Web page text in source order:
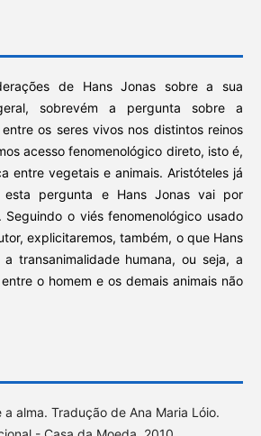
de Hans Jonas sobre a sua
sobrevém a pergunta sobre a
os seres vivos nos distintos reinos
acesso fenomenológico direto, isto é,
entre vegetais e animais. Aristóteles já
esta pergunta e Hans Jonas vai por
Seguindo o viés fenomenológico usado
explicitaremos, também, o que Hans
transanimalidade humana, ou seja, a
o homem e os demais animais não
a alma. Tradução de Ana Maria Lóio.